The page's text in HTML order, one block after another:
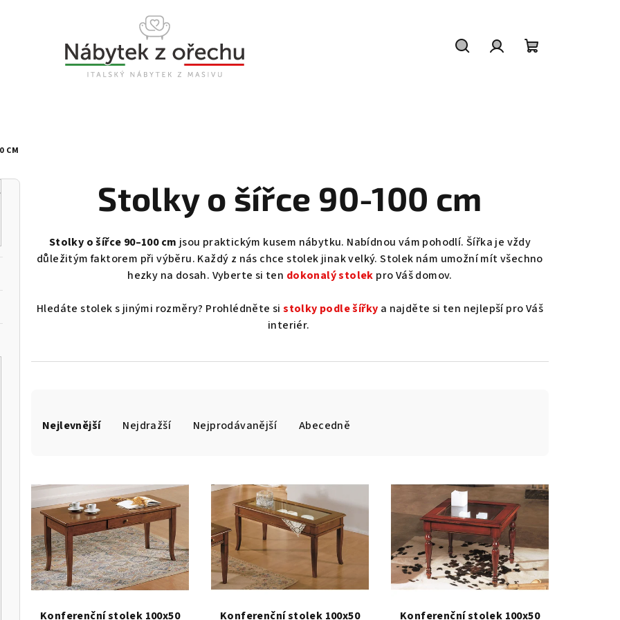
CM
Stolky o šířce 90-100 cm
Stolky o šířce 90–100 cm jsou praktickým kusem nábytku. Nabídnou vám pohodlí. Šířka je vždy
důležitým faktorem při výběru. Každý z nás chce stolek jinak velký. Stolek nám umožní mít všechno
hezky na dosah. Vyberte si ten dokonalý stolek pro Váš domov.
Hledáte stolek s jinými rozměry? Prohlédněte sistolky podle šířky a najděte si ten nejlepší pro Váš
interiér.
a
e
n
í
p
r
Nejlevnější Nejdražší Nejprodávanější Abecedně
V
ý
p
i
s
p
Konferenční stolek 100x50
Konferenční stolek 100x50
Konferenční stolek 100x50